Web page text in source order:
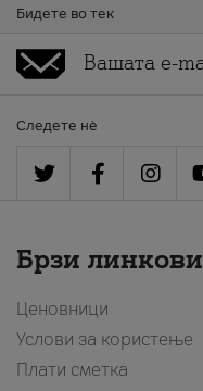
Бидете во тек
Следете нè
Брзи линкови
Ценовници
Услови за користење
Плати сметка